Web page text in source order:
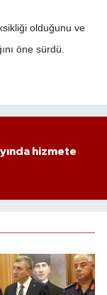
olduğunu ve
öne sürdü.
hizmete